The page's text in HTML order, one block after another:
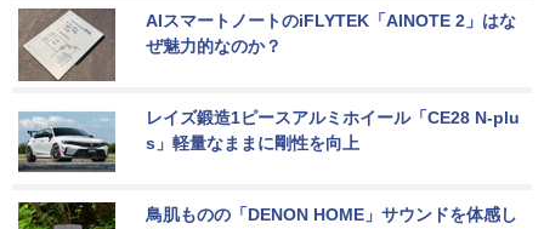
AIスマートノートのiFLYTEK「AINOTE 2」はな
ぜ魅力的なのか？
レイズ鍛造1ピースアルミホイール「CE28 N-plu
s」軽量なままに剛性を向上
鳥肌ものの「DENON HOME」サウンドを体感し